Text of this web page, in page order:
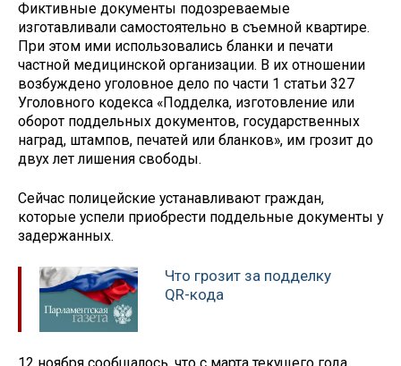
Фиктивные документы подозреваемые
изготавливали самостоятельно в съемной квартире.
При этом ими использовались бланки и печати
частной медицинской организации. В их отношении
возбуждено уголовное дело по части 1 статьи 327
Уголовного кодекса «Подделка, изготовление или
оборот поддельных документов, государственных
наград, штампов, печатей или бланков», им грозит до
двух лет лишения свободы.
Сейчас полицейские устанавливают граждан,
которые успели приобрести поддельные документы у
задержанных.
Что грозит за подделку
QR-кода